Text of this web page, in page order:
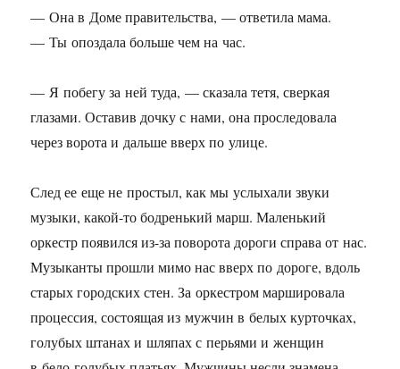
— Она в Доме правительства, — ответила мама.
— Ты опоздала больше чем на час.
— Я побегу за ней туда, — сказала тетя, сверкая
глазами. Оставив дочку с нами, она проследовала
через ворота и дальше вверх по улице.
След ее еще не простыл, как мы услыхали звуки
музыки, какой-то бодренький марш. Маленький
оркестр появился из-за поворота дороги справа от нас.
Музыканты прошли мимо нас вверх по дороге, вдоль
старых городских стен. За оркестром маршировала
процессия, состоящая из мужчин в белых курточках,
голубых штанах и шляпах с перьями и женщин